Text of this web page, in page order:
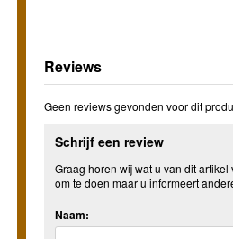
Reviews
Geen reviews gevonden voor dit
Schrijf een review
Graag horen wij wat u van dit
om te doen maar u informeert
Naam: